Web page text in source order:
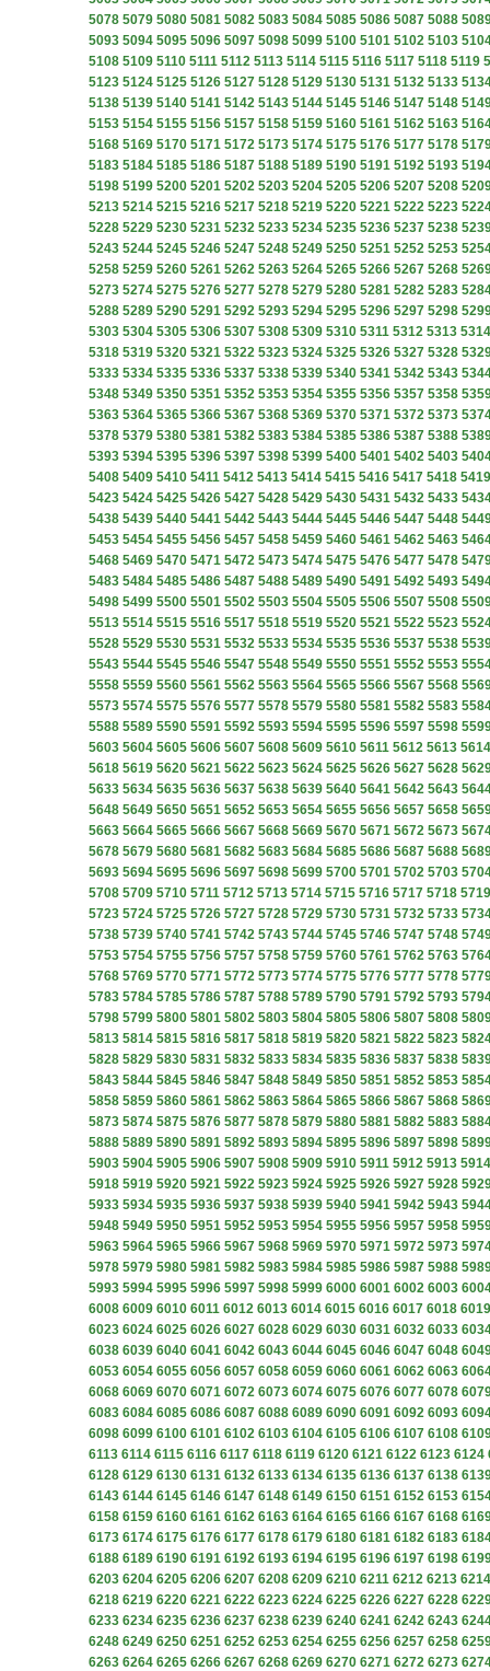
5078 5079 5080 5081 5082 5083 5084 5085 5086 5087 5088
5093 5094 5095 5096 5097 5098 5099 5100 5101 5102 5103
5108 5109 5110 5111 5112 5113 5114 5115 5116 5117 5118 5119
5123 5124 5125 5126 5127 5128 5129 5130 5131 5132 5133
5138 5139 5140 5141 5142 5143 5144 5145 5146 5147 5148
5153 5154 5155 5156 5157 5158 5159 5160 5161 5162 5163
5168 5169 5170 5171 5172 5173 5174 5175 5176 5177 5178
5183 5184 5185 5186 5187 5188 5189 5190 5191 5192 5193
5198 5199 5200 5201 5202 5203 5204 5205 5206 5207 5208
5213 5214 5215 5216 5217 5218 5219 5220 5221 5222 5223
5228 5229 5230 5231 5232 5233 5234 5235 5236 5237 5238
5243 5244 5245 5246 5247 5248 5249 5250 5251 5252 5253
5258 5259 5260 5261 5262 5263 5264 5265 5266 5267 5268
5273 5274 5275 5276 5277 5278 5279 5280 5281 5282 5283
5288 5289 5290 5291 5292 5293 5294 5295 5296 5297 5298
5303 5304 5305 5306 5307 5308 5309 5310 5311 5312 5313 5314
5318 5319 5320 5321 5322 5323 5324 5325 5326 5327 5328
5333 5334 5335 5336 5337 5338 5339 5340 5341 5342 5343
5348 5349 5350 5351 5352 5353 5354 5355 5356 5357 5358
5363 5364 5365 5366 5367 5368 5369 5370 5371 5372 5373
5378 5379 5380 5381 5382 5383 5384 5385 5386 5387 5388
5393 5394 5395 5396 5397 5398 5399 5400 5401 5402 5403
5408 5409 5410 5411 5412 5413 5414 5415 5416 5417 5418 5419
5423 5424 5425 5426 5427 5428 5429 5430 5431 5432 5433
5438 5439 5440 5441 5442 5443 5444 5445 5446 5447 5448
5453 5454 5455 5456 5457 5458 5459 5460 5461 5462 5463
5468 5469 5470 5471 5472 5473 5474 5475 5476 5477 5478
5483 5484 5485 5486 5487 5488 5489 5490 5491 5492 5493
5498 5499 5500 5501 5502 5503 5504 5505 5506 5507 5508
5513 5514 5515 5516 5517 5518 5519 5520 5521 5522 5523
5528 5529 5530 5531 5532 5533 5534 5535 5536 5537 5538
5543 5544 5545 5546 5547 5548 5549 5550 5551 5552 5553
5558 5559 5560 5561 5562 5563 5564 5565 5566 5567 5568
5573 5574 5575 5576 5577 5578 5579 5580 5581 5582 5583
5588 5589 5590 5591 5592 5593 5594 5595 5596 5597 5598
5603 5604 5605 5606 5607 5608 5609 5610 5611 5612 5613 5614
5618 5619 5620 5621 5622 5623 5624 5625 5626 5627 5628
5633 5634 5635 5636 5637 5638 5639 5640 5641 5642 5643
5648 5649 5650 5651 5652 5653 5654 5655 5656 5657 5658
5663 5664 5665 5666 5667 5668 5669 5670 5671 5672 5673
5678 5679 5680 5681 5682 5683 5684 5685 5686 5687 5688
5693 5694 5695 5696 5697 5698 5699 5700 5701 5702 5703
5708 5709 5710 5711 5712 5713 5714 5715 5716 5717 5718 5719
5723 5724 5725 5726 5727 5728 5729 5730 5731 5732 5733
5738 5739 5740 5741 5742 5743 5744 5745 5746 5747 5748
5753 5754 5755 5756 5757 5758 5759 5760 5761 5762 5763
5768 5769 5770 5771 5772 5773 5774 5775 5776 5777 5778
5783 5784 5785 5786 5787 5788 5789 5790 5791 5792 5793
5798 5799 5800 5801 5802 5803 5804 5805 5806 5807 5808
5813 5814 5815 5816 5817 5818 5819 5820 5821 5822 5823
5828 5829 5830 5831 5832 5833 5834 5835 5836 5837 5838
5843 5844 5845 5846 5847 5848 5849 5850 5851 5852 5853
5858 5859 5860 5861 5862 5863 5864 5865 5866 5867 5868
5873 5874 5875 5876 5877 5878 5879 5880 5881 5882 5883
5888 5889 5890 5891 5892 5893 5894 5895 5896 5897 5898
5903 5904 5905 5906 5907 5908 5909 5910 5911 5912 5913 5914
5918 5919 5920 5921 5922 5923 5924 5925 5926 5927 5928
5933 5934 5935 5936 5937 5938 5939 5940 5941 5942 5943
5948 5949 5950 5951 5952 5953 5954 5955 5956 5957 5958
5963 5964 5965 5966 5967 5968 5969 5970 5971 5972 5973
5978 5979 5980 5981 5982 5983 5984 5985 5986 5987 5988
5993 5994 5995 5996 5997 5998 5999 6000 6001 6002 6003
6008 6009 6010 6011 6012 6013 6014 6015 6016 6017 6018 6019
6023 6024 6025 6026 6027 6028 6029 6030 6031 6032 6033
6038 6039 6040 6041 6042 6043 6044 6045 6046 6047 6048
6053 6054 6055 6056 6057 6058 6059 6060 6061 6062 6063
6068 6069 6070 6071 6072 6073 6074 6075 6076 6077 6078
6083 6084 6085 6086 6087 6088 6089 6090 6091 6092 6093
6098 6099 6100 6101 6102 6103 6104 6105 6106 6107 6108
6113 6114 6115 6116 6117 6118 6119 6120 6121 6122 6123 6124
6128 6129 6130 6131 6132 6133 6134 6135 6136 6137 6138
6143 6144 6145 6146 6147 6148 6149 6150 6151 6152 6153
6158 6159 6160 6161 6162 6163 6164 6165 6166 6167 6168
6173 6174 6175 6176 6177 6178 6179 6180 6181 6182 6183
6188 6189 6190 6191 6192 6193 6194 6195 6196 6197 6198
6203 6204 6205 6206 6207 6208 6209 6210 6211 6212 6213 6214
6218 6219 6220 6221 6222 6223 6224 6225 6226 6227 6228
6233 6234 6235 6236 6237 6238 6239 6240 6241 6242 6243
6248 6249 6250 6251 6252 6253 6254 6255 6256 6257 6258
6263 6264 6265 6266 6267 6268 6269 6270 6271 6272 6273